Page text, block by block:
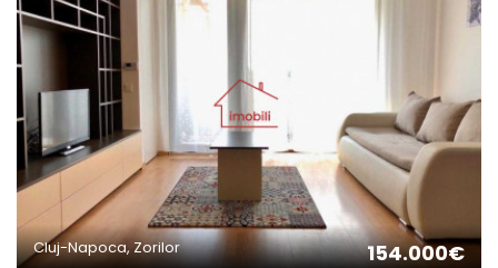
Cluj-Napoca, Zorilor 154.000€